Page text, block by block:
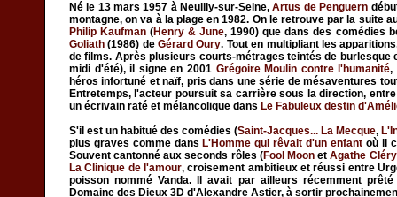
Né le 13 mars 1957 à Neuilly-sur-Seine,Artus de Penguern
montagne, on va à la plage en 1982. On le retrouve par la suite
Philip Kaufman (Henry & June, 1990) que dans des comédies
Goliath (1986) deGérard Oury. Tout en multipliant les
de films. Après plusieurs courts-métrages teintés de burlesque
midi d'été), il signe en 2001 Grégoire Moulin contre l'humanité,
héros infortuné et naïf, pris dans une série de mésaventures
Entretemps, l'acteur poursuit sa carrière sous la direction,
un écrivain raté et mélancolique dans Le Fabuleux destin
S'il est un habitué des comédies (Saint-Jacques... La Mecque,
plus graves comme dans L'Homme qui rêvait d'un enfant où il
Souvent cantonné aux seconds rôles (Fool Moon etAgathe Cléry
La Clinique de l'amour, croisement ambitieux et réussi entre
poisson nommé Vanda. Il avait par ailleurs récemment
Domaine des Dieux 3D d'Alexandre Astier, à sortir